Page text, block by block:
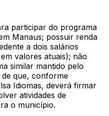
participar do programa
Manaus; possuir renda
a dois salários
valores atuais); não
similar mantido pelo
que, conforme
Idiomas, deverá firmar
atividades de
o município.